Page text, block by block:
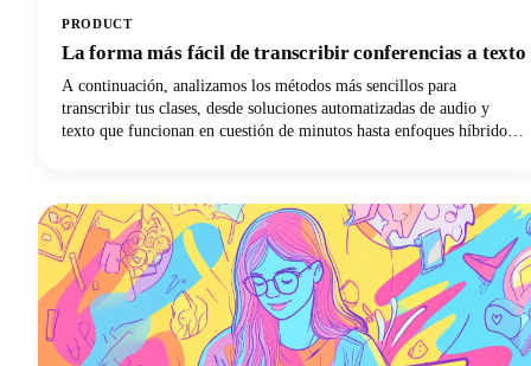
PRODUCT
La forma más fácil de transcribir conferencias a texto
A continuación, analizamos los métodos más sencillos para
transcribir tus clases, desde soluciones automatizadas de audio y
texto que funcionan en cuestión de minutos hasta enfoques híbridos